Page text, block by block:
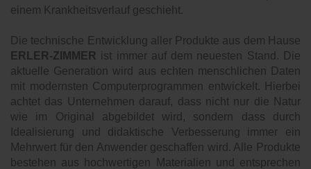
einem Krankheitsverlauf geschieht.
Die technische Entwicklung aller Produkte aus dem Hause
ERLER-ZIMMER ist immer auf dem neuesten Stand. Die
aktuelle Generation wird aus echten menschlichen Daten
mit modernsten Computerprogrammen entwickelt. Hierbei
achtet das Unternehmen darauf, dass nicht nur die Natur
wie im Original abgebildet wird, sondern dass durch
Idealisierung und didaktische Verbesserung immer ein
Mehrwert für den Anwender geschaffen wird. Alle Produkte
bestehen aus hochwertigen Materialien und entsprechen